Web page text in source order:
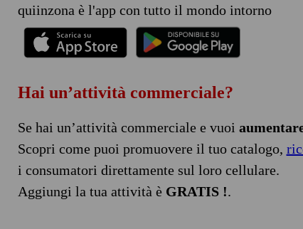
quiinzona è l'app con tutto il mondo intorno
Hai un’attività commerciale?
Se hai un’attività commerciale e vuoi
Scopri come puoi promuovere il tuo catalogo,
i consumatori direttamente sul loro cellulare.
Aggiungi la tua attività è GRATIS !.